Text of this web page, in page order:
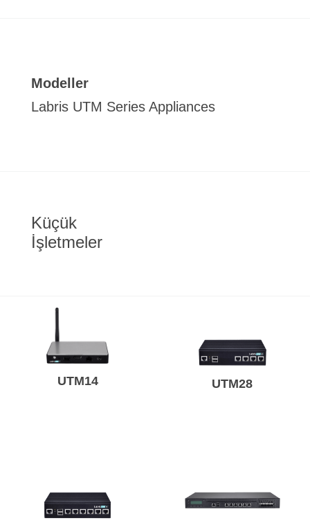
Modeller
Labris UTM Series Appliances
Küçük
İşletmeler
UTM14 UTM28